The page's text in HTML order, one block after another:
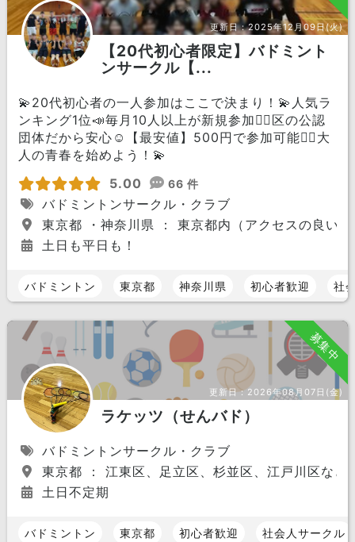
更新日：2025年12月09日(火)
【20代初心者限定】バドミント
ンサークル【...
💫20代初心者の一人参加はここで決まり！💫人気ラ
ンキング1位📣毎月10人以上が新規参加🏃‍♀️区の公認
団体だから安心☺️【最安値】500円で参加可能🙆‍♀️大
人の青春を始めよう！💫
5.00
66 件
バドミントンサークル・クラブ
東京都 ・神奈川県 ： 東京都内（アクセスの良い
土日も平日も！
バドミントン 東京都 神奈川県 初心者歓迎 社
募集中
更新日：2026年08月07日(金)
ラケッツ（せんバド）
バドミントンサークル・クラブ
東京都 ： 江東区、足立区、杉並区、江戸川区など
土日不定期
バドミントン 東京都 初心者歓迎 社会人サークル